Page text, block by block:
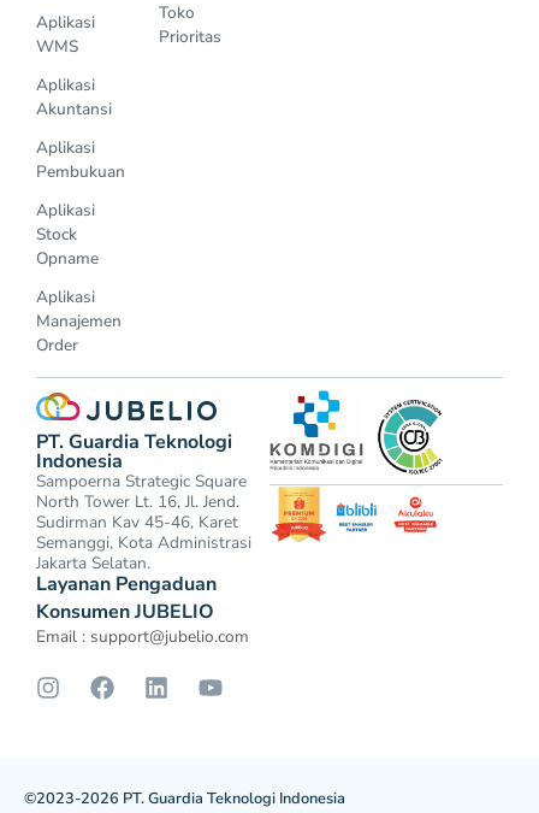
Aplikasi
WMS
Aplikasi
Akuntansi
Aplikasi
Pembukuan
Aplikasi
Stock
Opname
Aplikasi
Manajemen
Order
Toko
Prioritas
PT. Guardia Teknologi
Indonesia
Sampoerna Strategic Square
North Tower Lt. 16, Jl. Jend.
Sudirman Kav 45-46, Karet
Semanggi, Kota Administrasi
Jakarta Selatan.
Layanan Pengaduan
Konsumen JUBELIO
Email : support@jubelio.com
©2023-2026 PT. Guardia Teknologi Indonesia